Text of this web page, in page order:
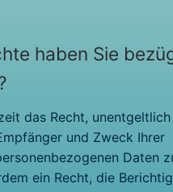
haben Sie
das Recht,
und Zweck Ihrer
Daten
ein Recht, die